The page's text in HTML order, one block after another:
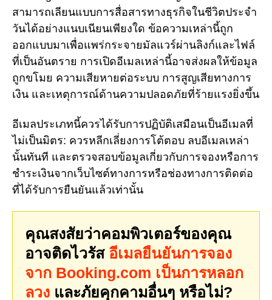
สามารถเลียนแบบการสื่อสารทางธุรกิจในชีวิตประจำ
วันได้อย่างแนบเนียนเพียงใด ข้อความเหล่านี้ถูก
ออกแบบมาเพื่อแพร่กระจายมัลแวร์ผ่านลิงก์และไฟล์
ที่เป็นอันตราย การเปิดอีเมลเหล่านี้อาจส่งผลให้ข้อมูล
ถูกขโมย ความเสียหายต่อระบบ การสูญเสียทางการ
เงิน และเหตุการณ์ด้านความปลอดภัยที่ร้ายแรงยิ่งขึ้น
อีเมลประเภทนี้ควรได้รับการปฏิบัติเสมือนเป็นอีเมลที่
ไม่เป็นมิตร: ควรหลีกเลี่ยงการโต้ตอบ ลบอีเมลเหล่า
นั้นทันที และตรวจสอบข้อมูลเกี่ยวกับการจองหรือการ
ชำระเงินจากเว็บไซต์ทางการหรือช่องทางการติดต่อ
ที่ได้รับการยืนยันแล้วเท่านั้น
คุณสงสัยว่าคอมพิวเตอร์ของคุณ
อาจติดไวรัส อีเมลยืนยันการจอง
จาก Booking.com เป็นการหลอก
ลวง และภัยคุกคามอื่นๆ หรือไม่?